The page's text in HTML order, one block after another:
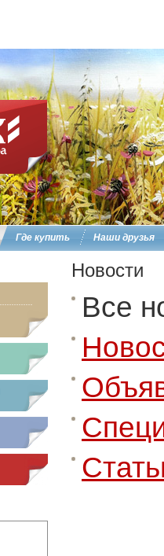
Где купить Наши друзья
Новости
Все